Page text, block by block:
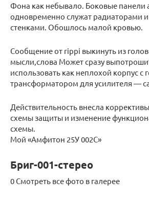
Фона как небывало. Боковые
одновременно служат радиаторами
стенками. Обошлось малой кровью.
Сообщение от rippi выкинуть из
мысли,слова Может сразу
использовать как неплохой корпус с
трансформатором для усилителя —
Действительность внесла
схемы защиты и изменение
схемы.
Мой «Амфитон 25У 002С»
Бриг-001-стерео
0 Смотреть все фото в галерее